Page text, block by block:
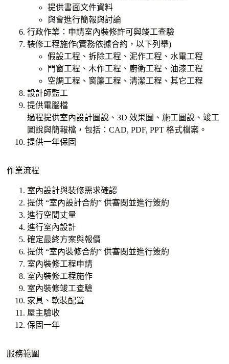
提供書面文件資料
與會進行簡報與討論
行政作業：申請室內裝修許可與竣工查驗
裝修工程施作(實務依據合約，以下列舉)
假設工程、拆除工程、泥作工程、水電工程
門窗工程、木作工程、廚衛工程、油漆工程
空調工程、窗簾工程、清潔工程、其它工程
設計師監工
提供電腦檔
過程提供室內設計圖說、3D 效果圖、施工圖說、竣工
圖說與簡報檔，包括：CAD, PDF, PPT 格式檔案。
提供一年保固
作業流程
室內設計與裝修需求確認
提供 “室內設計合約” 供審閱並進行簽約
進行空間丈量
進行室內設計
確定最終方案與報價
提供 “室內裝修合約” 供審閱並進行簽約
室內裝修工程申請
室內裝修工程施作
室內裝修竣工查驗
家具、軟裝配置
屋主驗收
保固一年
服務範圍